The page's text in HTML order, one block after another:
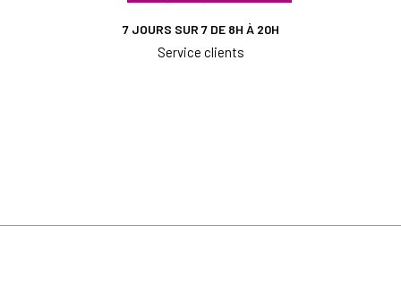
7 JOURS SUR 7 DE 8H À 20H
Service clients